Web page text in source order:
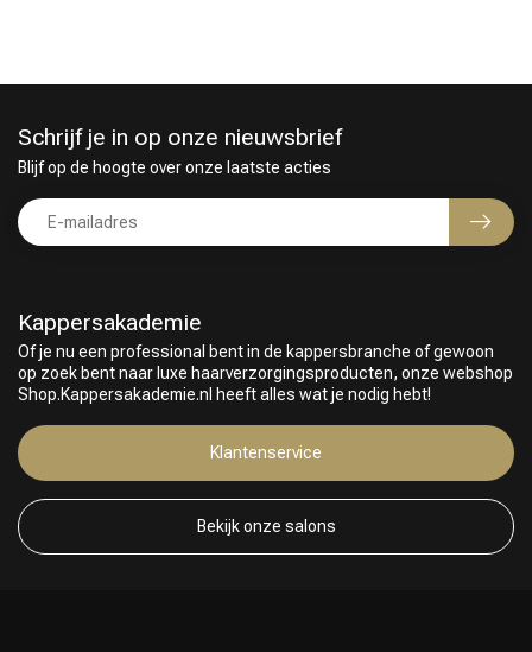
Kappersakademie
Of je nu een professional bent in de kappersbranche of gewoon
op zoek bent naar luxe haarverzorgingsproducten, onze webshop
Shop.Kappersakademie.nl heeft alles wat je nodig hebt!
Klantenservice
Bekijk onze salons
Schrijf je in op onze nieuwsbrief
Blijf op de hoogte over onze laatste acties